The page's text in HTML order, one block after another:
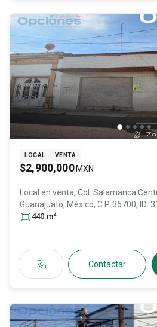
LOCAL VENTA
$2,900,000 MXN
Local en venta, Col. Salamanca
Guanajuato, México, C.P. 36700, ID:
440 m2
Contactar